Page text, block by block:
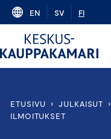
Skip
content
EN SV FI
ETUSIVU › JULKAISUT ›
ILMOITUKSET